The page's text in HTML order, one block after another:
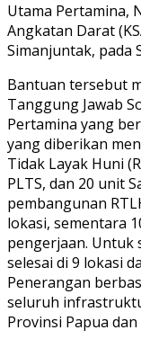
Utama Pertamina,
Angkatan Darat
Simanjuntak, pada
Bantuan tersebut
Tanggung Jawab
Pertamina yang
yang diberikan
Tidak Layak Huni
PLTS, dan 20 unit
pembangunan
lokasi, sementara
pengerjaan. Untuk
selesai di 9 lokasi
Penerangan
seluruh
Provinsi Papua